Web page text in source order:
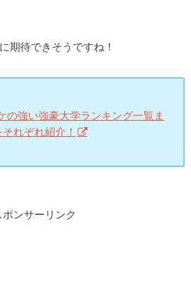
期待できそうですね！
の強い強豪大学ランキング一覧ま
れぞれ紹介！
ポンサーリンク